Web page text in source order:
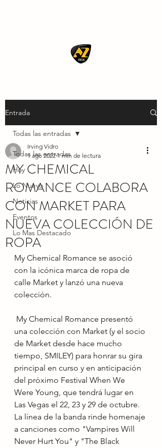
Entrada
Todas las entradas
Hoy
Lo Nuevo
Noticias
Eventos
Lo Mas Destacado
Todas las entradas
MY CHEMICAL
ROMANCE COLABORA
CON MARKET PARA
NUEVA COLECCIÓN DE
ROPA
Irving Vidro
1 ago 2022 1 min de lectura
My Chemical Romance se asoció
con la icónica marca de ropa de
calle Market y lanzó una nueva
colección.
una colección con Market (y el socio
de Market desde hace mucho
tiempo, SMILEY) para honrar su gira
principal en curso y en anticipación
del próximo Festival When We
Were Young, que tendrá lugar en
Las Vegas el 22, 23 y 29 de octubre.
La línea de la banda rinde homenaje
a canciones como "Vampires Will
Never Hurt You" y "The Black